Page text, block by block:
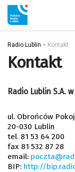
Radio Lublin > Kontakt
Kontakt
Radio Lublin S.A.
ul. Obrońców
20-030 Lublin
tel. 81 53 64 200
fax 81 532 87 28
email:
BIP: http://